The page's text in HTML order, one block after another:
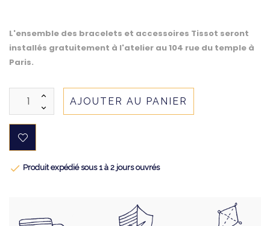
L'ensemble des bracelets et accessoires Tissot seront
installés gratuitement à l'atelier au 104 rue du temple à
Paris.
AJOUTER AU PANIER
 Produit expédié sous 1 à 2 jours ouvrés